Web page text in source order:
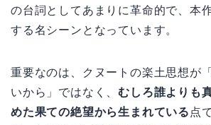
の台詞としてあまりに革命的で、本
する名シーンとなっています。
重要なのは、クヌートの楽土思想が
いから」ではなく、むしろ誰よりも
めた果ての絶望から生まれている 点